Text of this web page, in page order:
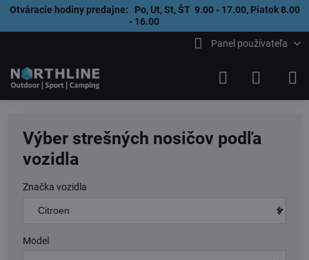
Otváracie hodiny predajne: Po, Ut, St, ŠT 9.00 - 17.00, Piatok 8.00
- 16.00
Panel používateľa
Výber strešných nosičov podľa
vozidla
Značka vozidla
Model